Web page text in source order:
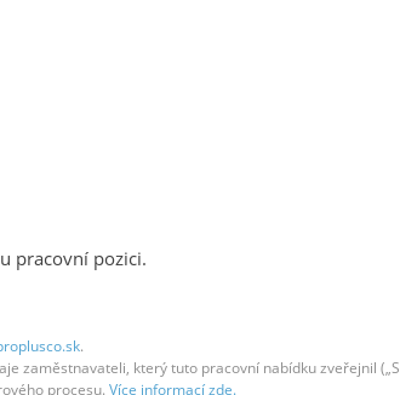
pracovní pozici.
.
zaměstnavateli, který tuto pracovní nabídku zveřejnil
procesu. Více informací zde.